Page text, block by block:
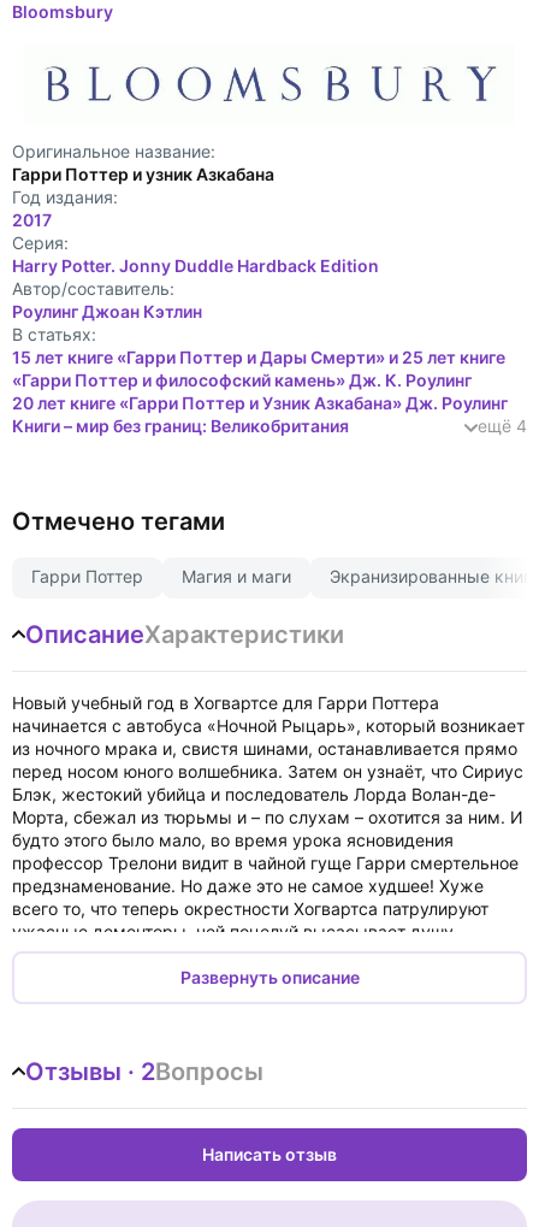
Bloomsbury
Оригинальное название:
Гарри Поттер и узник Азкабана
Год издания:
2017
Cерия:
Harry Potter. Jonny Duddle Hardback Edition
Автор/составитель:
Роулинг Джоан Кэтлин
В статьях:
15 лет книге «Гарри Поттер и Дары Смерти» и 25 лет книге
«Гарри Поттер и философский камень» Дж. К. Роулинг
20 лет книге «Гарри Поттер и Узник Азкабана» Дж. Роулинг
Книги – мир без границ: Великобритания
ещё 4
Отмечено тегами
Гарри Поттер Магия и маги Экранизированные книги
ОписаниеХарактеристики
Новый учебный год в Хогвартсе для Гарри Поттера
начинается с автобуса «Ночной Рыцарь», который возникает
из ночного мрака и, свистя шинами, останавливается прямо
перед носом юного волшебника. Затем он узнаёт, что Сириус
Блэк, жестокий убийца и последователь Лорда Волан-де-
Морта, сбежал из тюрьмы и – по слухам – охотится за ним. И
будто этого было мало, во время урока ясновидения
профессор Трелони видит в чайной гуще Гарри смертельное
предзнаменование. Но даже это не самое худшее! Хуже
всего то, что теперь окрестности Хогвартса патрулируют
ужасные дементоры, чей поцелуй высасывает душу.
«Гарри Поттер и узник Азкабана», третий роман в культовом
книжном цикле Джоан Роулинг, станет волшебным подарком
для ценителей фэнтезийной литературы.
When the Knight Bus crashes through the darkness and
screeches to a halt in front of him, it's the start of another far
from ordinary year at Hogwarts for Harry Potter. Sirius Black,
escaped mass-murderer and follower of Lord Voldemort, is on
the run - and they say he is coming after Harry. In his first ever
Divination class, Professor Trelawney sees an omen of death in
Развернуть описание
Отзывы · 2Вопросы
Написать отзыв